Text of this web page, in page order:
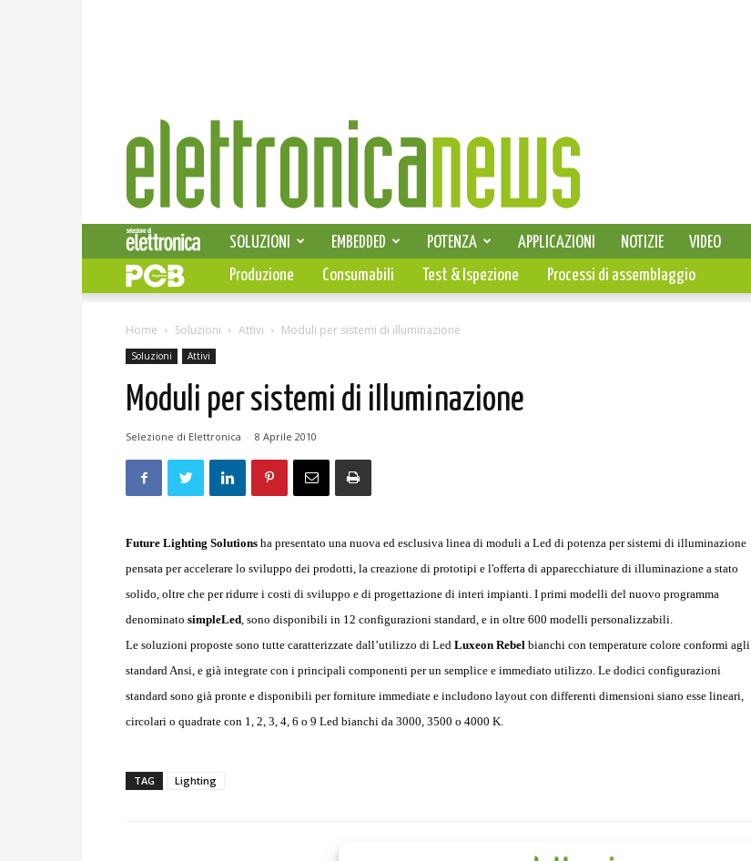
Elettronica
News
SELEZIONE DI ELETTRONICA
SOLUZIONI EMBEDDED POTENZA APPLICAZIONI NOTIZIE
VIDEO
PCB
Produzione Consumabili Test & Ispezione Processi di assemblaggio
Home Soluzioni Attivi Moduli per sistemi di illuminazione
Soluzioni Attivi
Moduli per sistemi di illuminazione
Selezione di Elettronica - 8 Aprile 2010
Future Lighting Solutions ha presentato una nuova ed esclusiva linea di moduli a Led di potenza per sistemi di illuminazione
pensata per accelerare lo sviluppo dei prodotti, la creazione di prototipi e l'offerta di apparecchiature di illuminazione a stato
solido, oltre che per ridurre i costi di sviluppo e di progettazione di interi impianti. I primi modelli del nuovo programma
denominato simpleLed, sono disponibili in 12 configurazioni standard, e in oltre 600 modelli personalizzabili.
Le soluzioni proposte sono tutte caratterizzate dall’utilizzo di Led Luxeon Rebel bianchi con temperature colore conformi agli
standard Ansi, e già integrate con i principali componenti per un semplice e immediato utilizzo. Le dodici configurazioni
standard sono già pronte e disponibili per forniture immediate e includono layout con differenti dimensioni siano esse lineari,
circolari o quadrate con 1, 2, 3, 4, 6 o 9 Led bianchi da 3000, 3500 o 4000 K.
TAG Lighting